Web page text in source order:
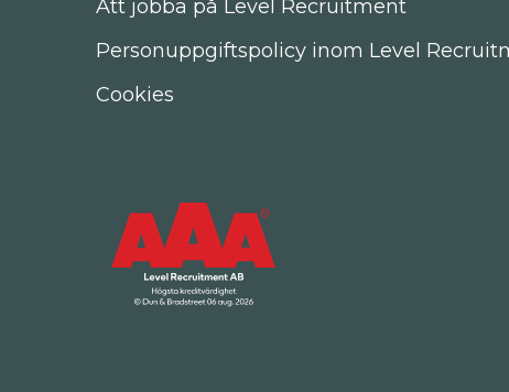
Att jobba på Level Recruitment
Personuppgiftspolicy inom Level
Cookies